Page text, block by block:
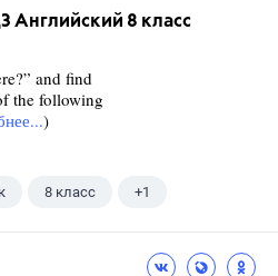
Английский 8 класс
and find
the following
)
8 класс +1